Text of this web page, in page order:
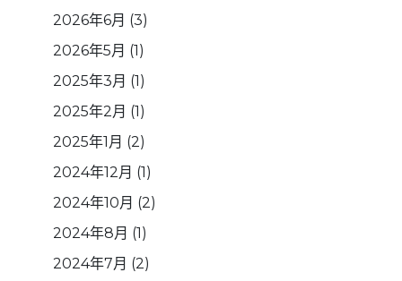
2026年6月 (3)
2026年5月 (1)
2025年3月 (1)
2025年2月 (1)
2025年1月 (2)
2024年12月 (1)
2024年10月 (2)
2024年8月 (1)
2024年7月 (2)